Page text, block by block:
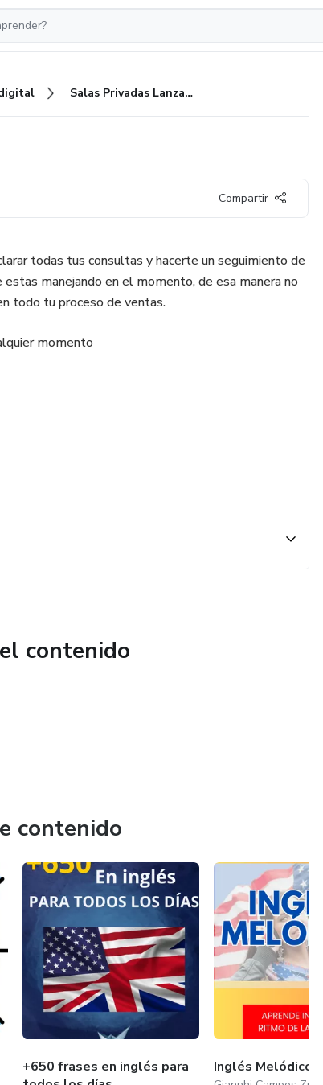
Salas Privadas Lanzadores
Compartir
todas tus consultas y hacerte un seguimiento de
manejando en el momento, de esa manera no
todo tu proceso de ventas.
momento
contenido
contenido
+650 frases en inglés para
Inglés Melódico